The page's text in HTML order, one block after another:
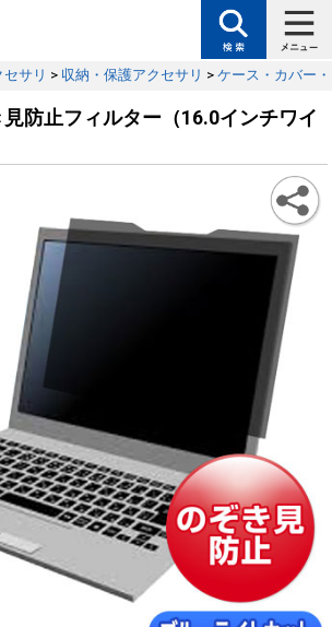
セサリ > 収納・保護アクセサリ > ケース・カバー
防止フィルター（16.0インチワイ